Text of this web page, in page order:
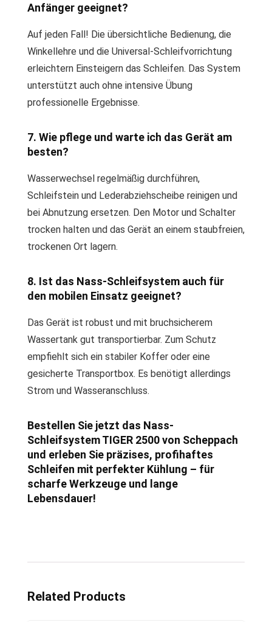
Anfänger geeignet?
Auf jeden Fall! Die übersichtliche Bedienung, die
Winkellehre und die Universal-Schleifvorrichtung
erleichtern Einsteigern das Schleifen. Das System
unterstützt auch ohne intensive Übung
professionelle Ergebnisse.
7. Wie pflege und warte ich das Gerät am
besten?
Wasserwechsel regelmäßig durchführen,
Schleifstein und Lederabziehscheibe reinigen und
bei Abnutzung ersetzen. Den Motor und Schalter
trocken halten und das Gerät an einem staubfreien,
trockenen Ort lagern.
8. Ist das Nass-Schleifsystem auch für
den mobilen Einsatz geeignet?
Das Gerät ist robust und mit bruchsicherem
Wassertank gut transportierbar. Zum Schutz
empfiehlt sich ein stabiler Koffer oder eine
gesicherte Transportbox. Es benötigt allerdings
Strom und Wasseranschluss.
Bestellen Sie jetzt das Nass-
Schleifsystem TIGER 2500 von Scheppach
und erleben Sie präzises, profihaftes
Schleifen mit perfekter Kühlung – für
scharfe Werkzeuge und lange
Lebensdauer!
Related Products